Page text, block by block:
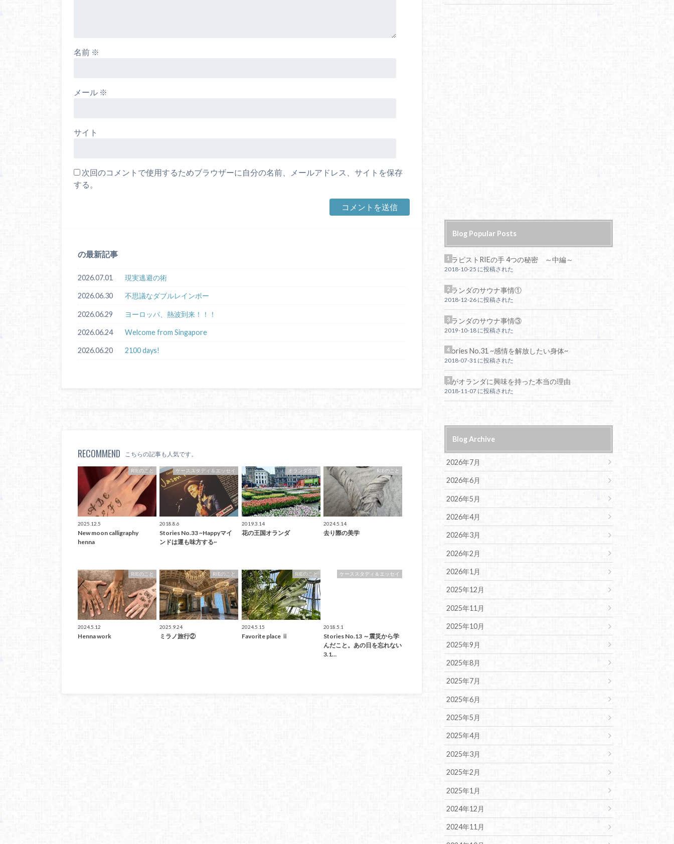
名前 ※
メール ※
サイト
次回のコメントで使用するためブラウザーに自分の名前、メールアドレス、サイトを保存
する。
の最新記事
2026.07.01 現実逃避の術
2026.06.30 不思議なダブルレインボー
2026.06.29 ヨーロッパ、熱波到来！！！
2026.06.24 Welcome from Singapore
2026.06.20 2100 days!
RECOMMEND こちらの記事も人気です。
RIEのこと
2025.12.5
New moon calligraphy
henna
ケーススタディ＆エッセイ
2018.8.6
Stories No.33 ~Happyマイ
ンドは運も味方する~
オランダ生活
2019.3.14
花の王国オランダ
RIEのこと
2024.5.14
去り際の美学
RIEのこと
2024.5.12
Henna work
RIEのこと
2025.9.24
ミラノ旅行②
RIEのこと
2024.5.15
Favorite place ⅱ
ケーススタディ＆エッセイ
2018.5.1
Stories No.13 ～震災から学
んだこと。あの日を忘れない
3.1…
Blog Popular Posts
セラピストRIEの手 4つの秘密 ～中編～
2018-10-25 に投稿された
オランダのサウナ事情①
2018-12-26 に投稿された
オランダのサウナ事情③
2019-10-18 に投稿された
Stories No.31 ~感情を解放したい身体~
2018-07-31 に投稿された
私がオランダに興味を持った本当の理由
2018-11-07 に投稿された
Blog Archive
2026年7月
2026年6月
2026年5月
2026年4月
2026年3月
2026年2月
2026年1月
2025年12月
2025年11月
2025年10月
2025年9月
2025年8月
2025年7月
2025年6月
2025年5月
2025年4月
2025年3月
2025年2月
2025年1月
2024年12月
2024年11月